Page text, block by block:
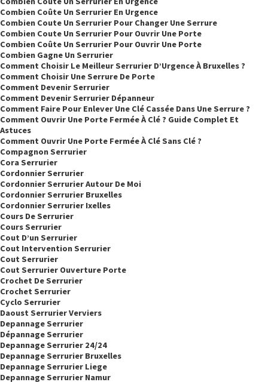
Combien Coûte Un Serrurier En Urgence
Combien Coute Un Serrurier Pour Changer Une Serrure
Combien Coute Un Serrurier Pour Ouvrir Une Porte
Combien Coûte Un Serrurier Pour Ouvrir Une Porte
Combien Gagne Un Serrurier
Comment Choisir Le Meilleur Serrurier D’Urgence À Bruxelles ?
Comment Choisir Une Serrure De Porte
Comment Devenir Serrurier
Comment Devenir Serrurier Dépanneur
Comment Faire Pour Enlever Une Clé Cassée Dans Une Serrure ?
Comment Ouvrir Une Porte Fermée À Clé ? Guide Complet Et
Astuces
Comment Ouvrir Une Porte Fermée À Clé Sans Clé ?
Compagnon Serrurier
Cora Serrurier
Cordonnier Serrurier
Cordonnier Serrurier Autour De Moi
Cordonnier Serrurier Bruxelles
Cordonnier Serrurier Ixelles
Cours De Serrurier
Cours Serrurier
Cout D’un Serrurier
Cout Intervention Serrurier
Cout Serrurier
Cout Serrurier Ouverture Porte
Crochet De Serrurier
Crochet Serrurier
Cyclo Serrurier
Daoust Serrurier Verviers
Depannage Serrurier
Dépannage Serrurier
Depannage Serrurier 24/24
Depannage Serrurier Bruxelles
Depannage Serrurier Liege
Depannage Serrurier Namur